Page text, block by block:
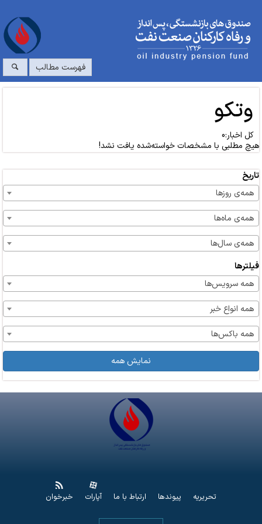
فهرست مطالب
وتکو
کل اخبار:0
هیچ مطلبی با مشخصات خواسته‌شده یافت نشد!
تاریخ
همه‌ی روزها
همه‌ی ماه‌ها
همه‌ی سال‌ها
فیلترها
همه سرویس‌ها
همه انواع خبر
همه باکس‌ها
نمایش همه
تحریریه پیوندها ارتباط با ما آپارات خبرخوان